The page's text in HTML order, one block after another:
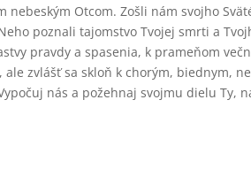
nebeským Otcom. Zošli nám svojho
poznali tajomstvo Tvojej smrti a
pravdy a spasenia, k prameňom
zvlášť sa skloň k chorým, biednym,
nás a požehnaj svojmu dielu Ty,